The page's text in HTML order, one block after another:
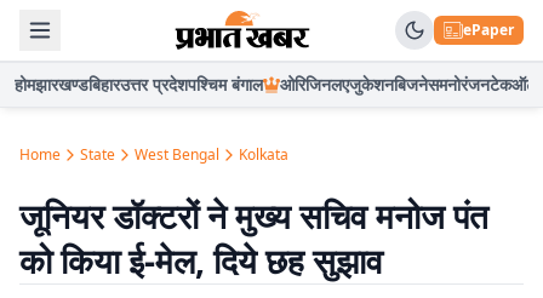
ePaper
होमझारखण्डबिहारउत्तर प्रदेशपश्चिम बंगाल ओरिजिनलएजुकेशनबिजनेसमनोरंजनटेकऑटो
Home State West Bengal Kolkata
जूनियर डॉक्टरों ने मुख्य सचिव मनोज पंत
को किया ई-मेल, दिये छह सुझाव